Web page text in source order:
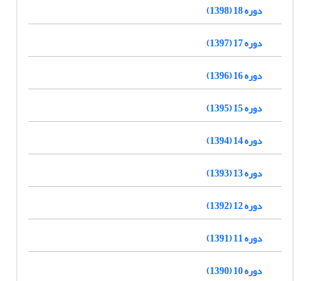
دوره 18 (1398)
دوره 17 (1397)
دوره 16 (1396)
دوره 15 (1395)
دوره 14 (1394)
دوره 13 (1393)
دوره 12 (1392)
دوره 11 (1391)
دوره 10 (1390)